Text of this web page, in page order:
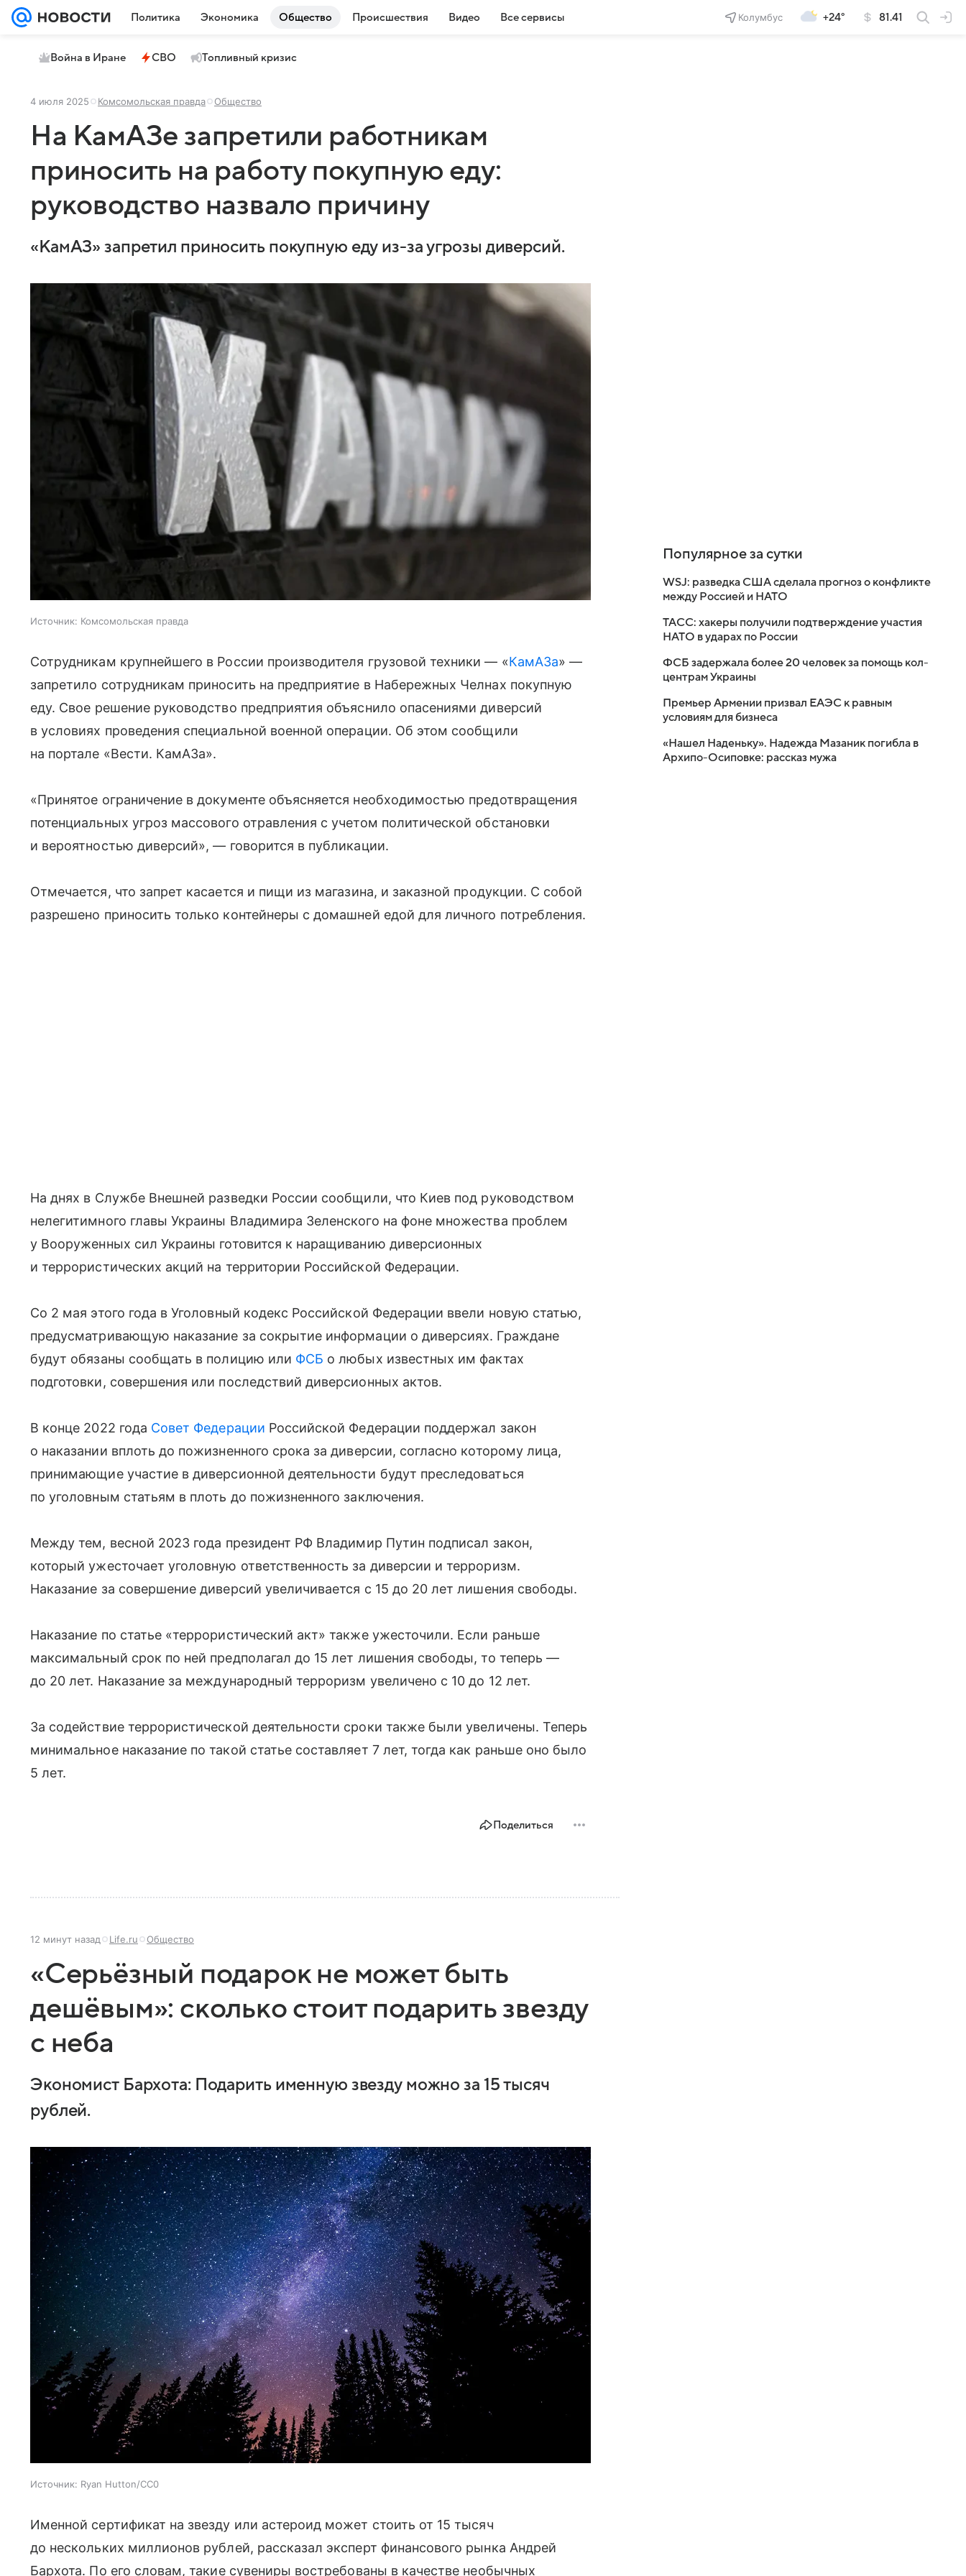
Политика Экономика Общество Происшествия Видео Все сервисы Колумбус +24° 81.41
Война в Иране СВО Топливный кризис
4 июля 2025 Комсомольская правда Общество
На КамАЗе запретили работникам
приносить на работу покупную еду:
руководство назвало причину
«КамАЗ» запретил приносить покупную еду из-за угрозы диверсий.
Источник: Комсомольская правда
Сотрудникам крупнейшего в России производителя грузовой техники — «КамАЗа» —
запретило сотрудникам приносить на предприятие в Набережных Челнах покупную
еду. Свое решение руководство предприятия объяснило опасениями диверсий
в условиях проведения специальной военной операции. Об этом сообщили
на портале «Вести. КамАЗа».
«Принятое ограничение в документе объясняется необходимостью предотвращения
потенциальных угроз массового отравления с учетом политической обстановки
и вероятностью диверсий», — говорится в публикации.
Отмечается, что запрет касается и пищи из магазина, и заказной продукции. С собой
разрешено приносить только контейнеры с домашней едой для личного потребления.
На днях в Службе Внешней разведки России сообщили, что Киев под руководством
нелегитимного главы Украины Владимира Зеленского на фоне множества проблем
у Вооруженных сил Украины готовится к наращиванию диверсионных
и террористических акций на территории Российской Федерации.
Со 2 мая этого года в Уголовный кодекс Российской Федерации ввели новую статью,
предусматривающую наказание за сокрытие информации о диверсиях. Граждане
будут обязаны сообщать в полицию или ФСБ о любых известных им фактах
подготовки, совершения или последствий диверсионных актов.
В конце 2022 года Совет Федерации Российской Федерации поддержал закон
о наказании вплоть до пожизненного срока за диверсии, согласно которому лица,
принимающие участие в диверсионной деятельности будут преследоваться
по уголовным статьям в плоть до пожизненного заключения.
Между тем, весной 2023 года президент РФ Владимир Путин подписал закон,
который ужесточает уголовную ответственность за диверсии и терроризм.
Наказание за совершение диверсий увеличивается с 15 до 20 лет лишения свободы.
Наказание по статье «террористический акт» также ужесточили. Если раньше
максимальный срок по ней предполагал до 15 лет лишения свободы, то теперь —
до 20 лет. Наказание за международный терроризм увеличено с 10 до 12 лет.
За содействие террористической деятельности сроки также были увеличены. Теперь
минимальное наказание по такой статье составляет 7 лет, тогда как раньше оно было
5 лет.
Поделиться
12 минут назад Life.ru Общество
«Серьёзный подарок не может быть
дешёвым»: сколько стоит подарить звезду
с неба
Экономист Бархота: Подарить именную звезду можно за 15 тысяч
рублей.
Источник: Ryan Hutton/CC0
Именной сертификат на звезду или астероид может стоить от 15 тысяч
до нескольких миллионов рублей, рассказал эксперт финансового рынка Андрей
Бархота. По его словам, такие сувениры востребованы в качестве необычных
Популярное за сутки
WSJ: разведка США сделала прогноз о конфликте
между Россией и НАТО
ТАСС: хакеры получили подтверждение участия
НАТО в ударах по России
ФСБ задержала более 20 человек за помощь кол-
центрам Украины
Премьер Армении призвал ЕАЭС к равным
условиям для бизнеса
«Нашел Наденьку». Надежда Мазаник погибла в
Архипо-Осиповке: рассказ мужа